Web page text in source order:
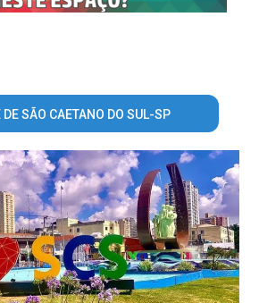
DE SÃO CAETANO DO SUL-SP